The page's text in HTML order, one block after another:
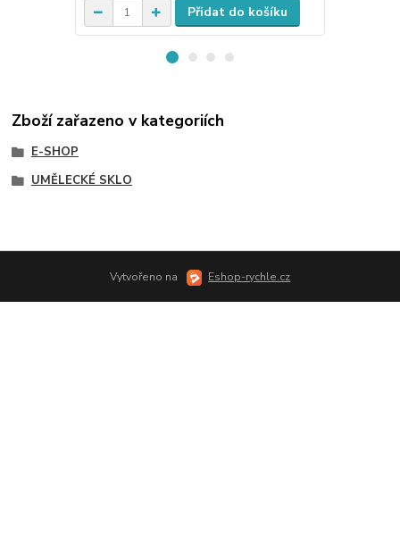
Přidat do košíku
Zboží zařazeno v kategoriích
E-SHOP
UMĚLECKÉ SKLO
Vytvořeno na Eshop-rychle.cz